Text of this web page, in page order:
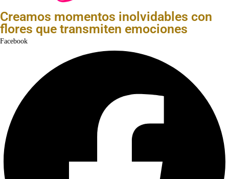
Creamos momentos inolvidables con
flores que transmiten emociones
Facebook